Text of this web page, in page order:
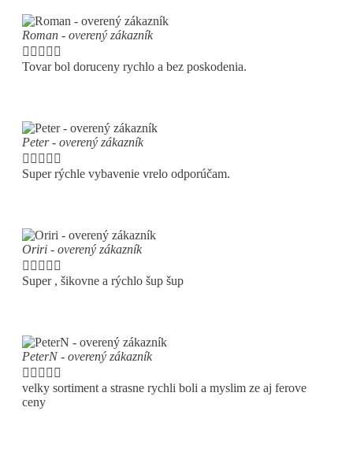
Roman - overený zákazník
    
Tovar bol doruceny rychlo a bez poskodenia.
Peter - overený zákazník
    
Super rýchle vybavenie vrelo odporúčam.
Oriri - overený zákazník
    
Super , šikovne a rýchlo šup šup
PeterN - overený zákazník
    
velky sortiment a strasne rychli boli a myslim ze aj ferove
ceny